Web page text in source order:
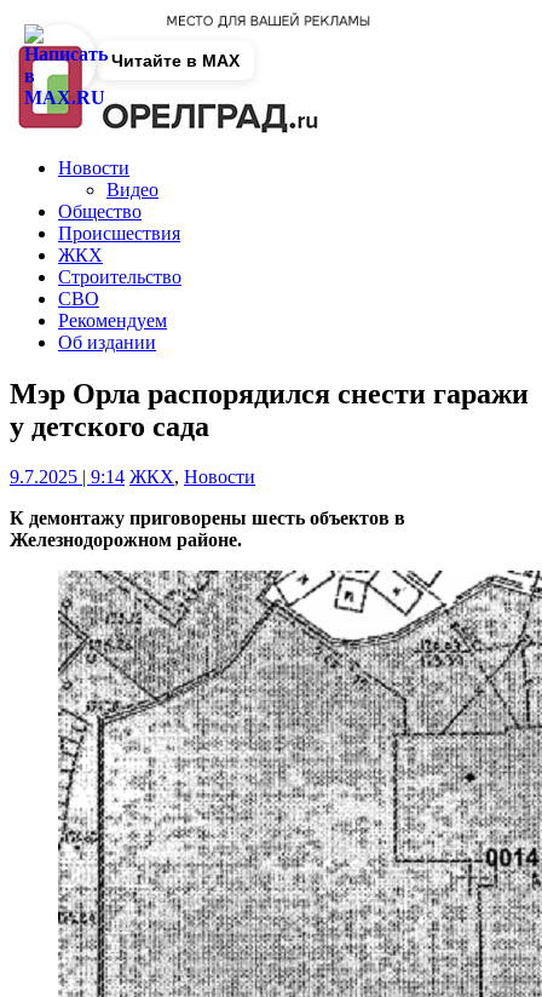
Новости
Видео
Общество
Происшествия
ЖКХ
Строительство
СВО
Рекомендуем
Об издании
Мэр Орла распорядился снести гаражи
у детского сада
9.7.2025 | 9:14 ЖКХ, Новости
К демонтажу приговорены шесть объектов в
Железнодорожном районе.
Читайте в MAX